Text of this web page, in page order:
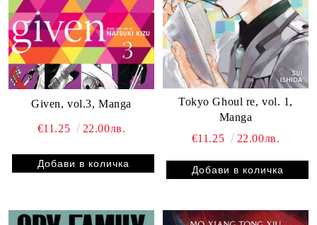
Given, vol.3, Manga
€11.25 22.00лв.
Tokyo Ghoul re, vol. 1,
Manga
€11.25
22.00лв.